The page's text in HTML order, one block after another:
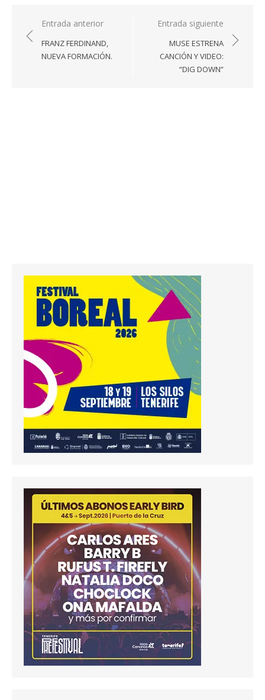
Navegación
de
entradas
Entrada anterior
FRANZ FERDINAND,
NUEVA FORMACIÓN.
Entrada siguiente
MUSE ESTRENA
CANCIÓN Y VIDEO:
“DIG DOWN”